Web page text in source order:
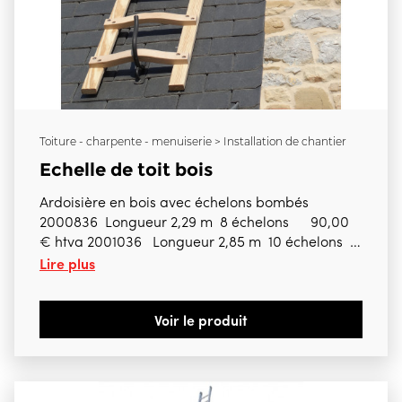
Toiture - charpente - menuiserie > Installation de chantier
Echelle de toit bois
Ardoisière en bois avec échelons bombés
2000836 Longueur 2,29 m 8 échelons 90,00
€ htva 2001036 Longueur 2,85 m 10 échelons
112,00 € htva 2001236 Longueur 3,41 m 12
3,97 m 14 échelons 155,00 € htva 2001636
Longueur 4,53 m 16 échelons 177,00 € htva
2001736 Longueur 4,82 m 17 échelons 194,00
Lire plus
Voir le produit